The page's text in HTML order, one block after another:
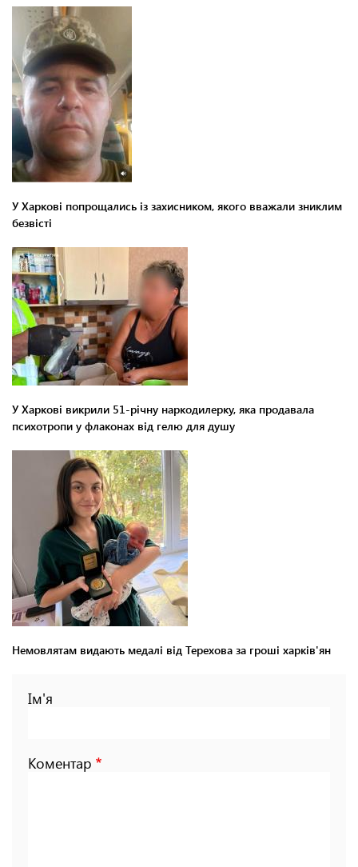
У Харкові попрощались із захисником, якого вважали зниклим
безвісті
У Харкові викрили 51-річну наркодилерку, яка продавала
психотропи у флаконах від гелю для душу
Немовлятам видають медалі від Терехова за гроші харків'ян
Ім'я
Коментар